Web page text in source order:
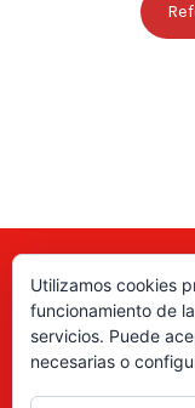
Aquí puede encontrar
fabricantes locales,
productos y servicios
Utilizamos cookies
funcionamiento de
servicios. Puede
necesarias o